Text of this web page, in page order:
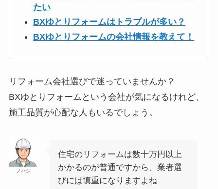
たい
BXゆとりフォームはトラブルが多い？
BXゆとりフォームの会社情報を教えて！
リフォーム会社選びで迷っていませんか？
BXゆとりフォームという会社が気になるけれど、
施工品質が心配な人もいるでしょう。
ノハシ
住宅のリフォームは数十万円以上
かかるのが普通ですから、業者選
びには慎重になりますよね